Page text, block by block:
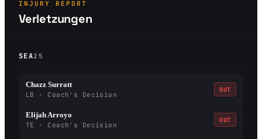
INJURY REPORT
Verletzungen
SEA25
Chazz Surratt
LB · Coach's Decision
OUT
Elijah Arroyo
TE · Coach's Decision
OUT